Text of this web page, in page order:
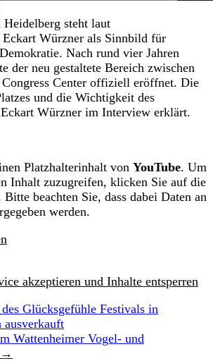
steht laut
Eckart Würzner als Sinnbild für
Nach rund vier Jahren
der neu gestaltete Bereich zwischen
Center offiziell eröffnet. Die
und die Wichtigkeit des
Eckart Würzner im Interview erklärt.
Platzhalterinhalt von YouTube. Um
Inhalt zuzugreifen, klicken Sie auf die
beachten Sie, dass dabei Daten an
werden.
akzeptieren und Inhalte entsperren
Glücksgefühle Festivals in
ausverkauft
Wattenheimer Vogel- und
→